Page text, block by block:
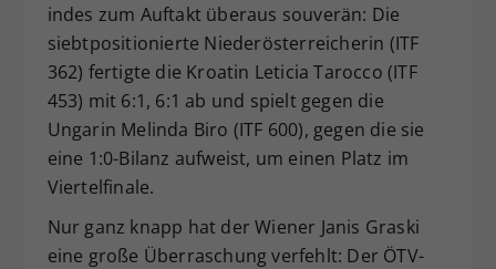
indes zum Auftakt überaus souverän: Die
siebtpositionierte Niederösterreicherin (ITF
362) fertigte die Kroatin Leticia Tarocco (ITF
453) mit 6:1, 6:1 ab und spielt gegen die
Ungarin Melinda Biro (ITF 600), gegen die sie
eine 1:0-Bilanz aufweist, um einen Platz im
Viertelfinale.
Nur ganz knapp hat der Wiener Janis Graski
eine große Überraschung verfehlt: Der ÖTV-